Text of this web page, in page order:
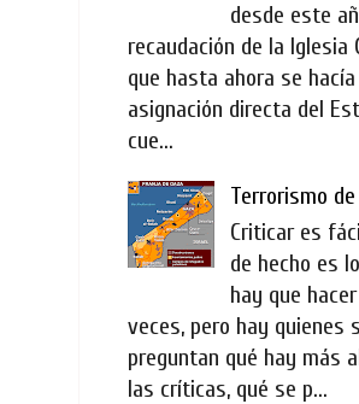
desde este
recaudación de la Iglesia
que hasta ahora se
asignación directa del
cue...
Terrorismo
Criticar es
de hecho es
hay que
veces, pero hay quienes
preguntan qué hay más
las críticas, qué se p...